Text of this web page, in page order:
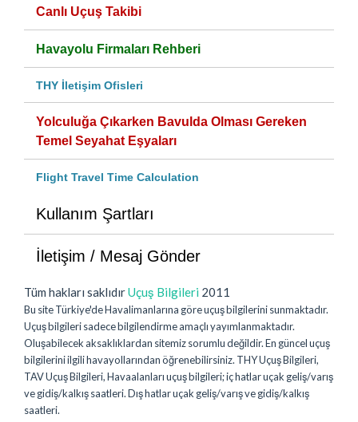
Canlı Uçuş Takibi
Havayolu Firmaları Rehberi
THY İletişim Ofisleri
Yolculuğa Çıkarken Bavulda Olması Gereken
Temel Seyahat Eşyaları
Flight Travel Time Calculation
Kullanım Şartları
İletişim / Mesaj Gönder
Tüm hakları saklıdırUçuş Bilgileri 2011
Bu site Türkiye'de Havalimanlarına göre uçuş bilgilerini sunmaktadır.
Uçuş bilgileri sadece bilgilendirme amaçlı yayımlanmaktadır.
Oluşabilecek aksaklıklardan sitemiz sorumlu değildir. En güncel uçuş
bilgilerini ilgili havayollarından öğrenebilirsiniz. THY Uçuş Bilgileri,
TAV Uçuş Bilgileri, Havaalanları uçuş bilgileri; iç hatlar uçak geliş/varış
ve gidiş/kalkış saatleri. Dış hatlar uçak geliş/varış ve gidiş/kalkış
saatleri.